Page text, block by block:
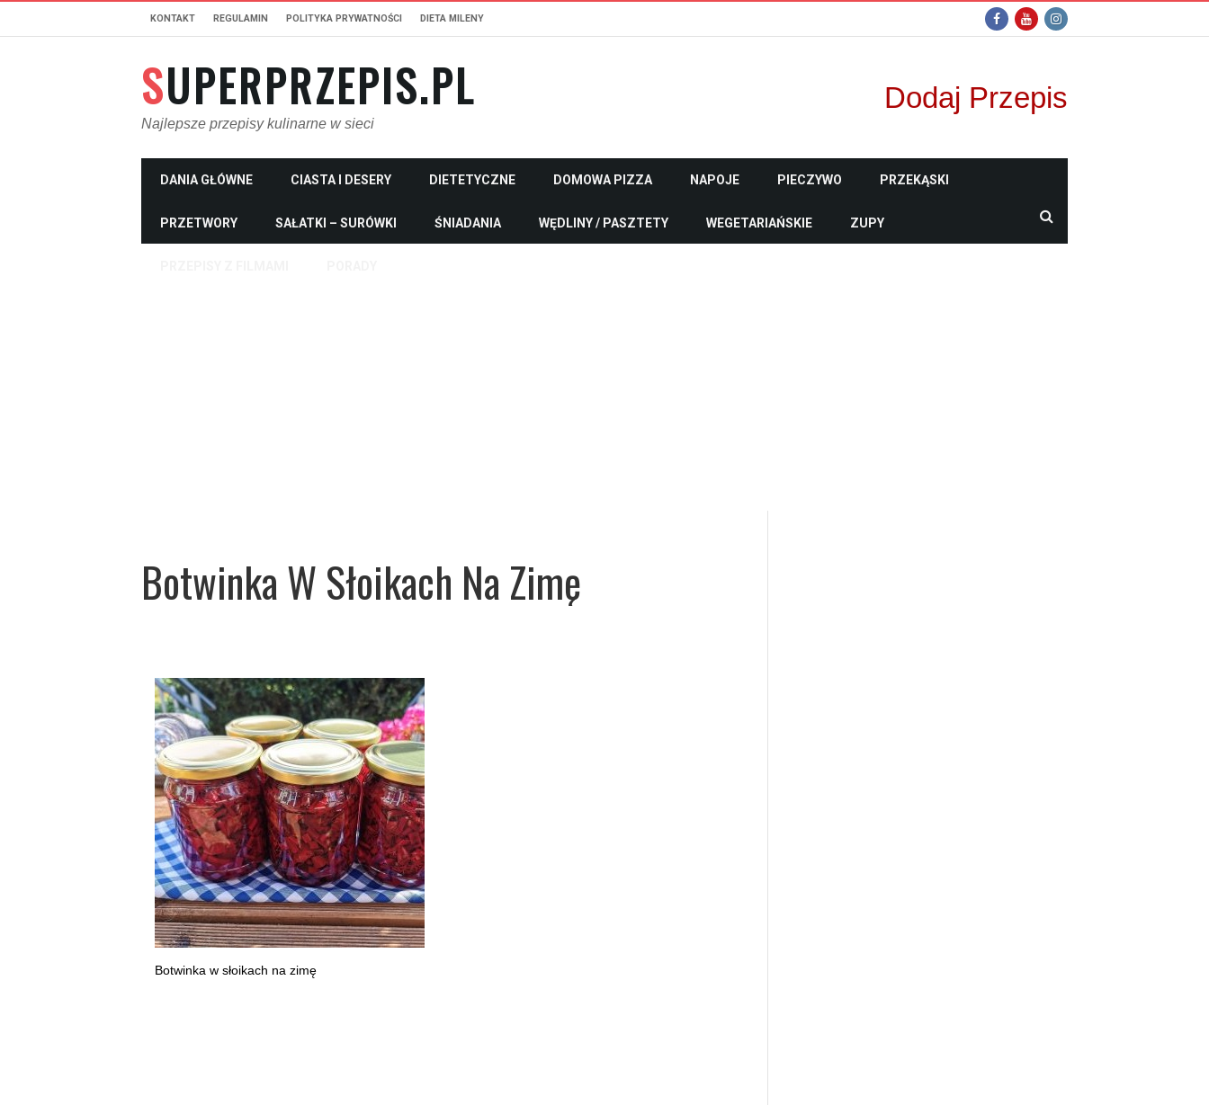
KONTAKT REGULAMIN POLITYKA PRYWATNOŚCI DIETA MILENY
SUPERPRZEPIS.PL
Najlepsze przepisy kulinarne w sieci
Dodaj Przepis
DANIA GŁÓWNE CIASTA I DESERY DIETETYCZNE DOMOWA PIZZA NAPOJE PIECZYWO PRZEKĄSKI
PRZETWORY SAŁATKI – SURÓWKI ŚNIADANIA WĘDLINY / PASZTETY WEGETARIAŃSKIE ZUPY
Botwinka W Słoikach Na Zimę
Botwinka w słoikach na zimę